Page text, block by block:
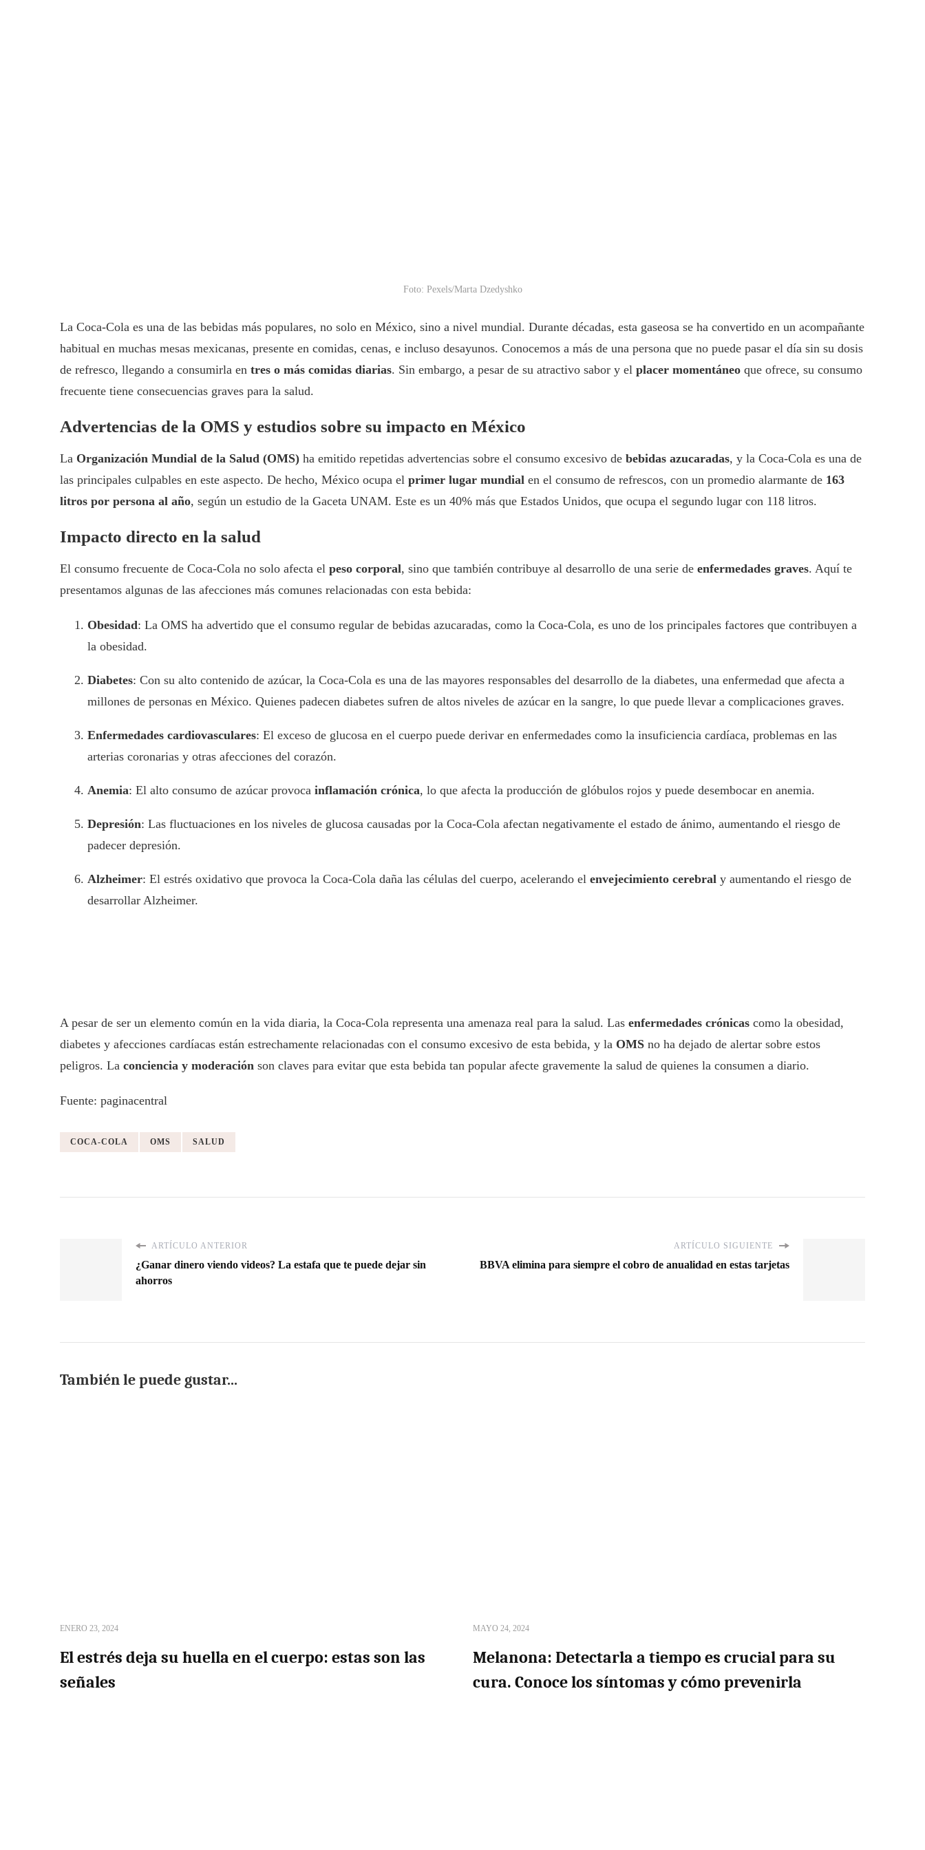
Foto: Pexels/Marta Dzedyshko
La Coca-Cola es una de las bebidas más populares, no solo en México, sino a nivel mundial. Durante décadas, esta gaseosa se ha convertido en un acompañante
habitual en muchas mesas mexicanas, presente en comidas, cenas, e incluso desayunos. Conocemos a más de una persona que no puede pasar el día sin su dosis
de refresco, llegando a consumirla en tres o más comidas diarias. Sin embargo, a pesar de su atractivo sabor y el placer momentáneo que ofrece, su consumo
frecuente tiene consecuencias graves para la salud.
Advertencias de la OMS y estudios sobre su impacto en México
La Organización Mundial de la Salud (OMS) ha emitido repetidas advertencias sobre el consumo excesivo de bebidas azucaradas, y la Coca-Cola es una de
las principales culpables en este aspecto. De hecho, México ocupa el primer lugar mundial en el consumo de refrescos, con un promedio alarmante de 163
litros por persona al año, según un estudio de la Gaceta UNAM. Este es un 40% más que Estados Unidos, que ocupa el segundo lugar con 118 litros.
Impacto directo en la salud
El consumo frecuente de Coca-Cola no solo afecta el peso corporal, sino que también contribuye al desarrollo de una serie de enfermedades graves. Aquí te
presentamos algunas de las afecciones más comunes relacionadas con esta bebida:
Obesidad: La OMS ha advertido que el consumo regular de bebidas azucaradas, como la Coca-Cola, es uno de los principales factores que contribuyen a
la obesidad.
Diabetes: Con su alto contenido de azúcar, la Coca-Cola es una de las mayores responsables del desarrollo de la diabetes, una enfermedad que afecta a
millones de personas en México. Quienes padecen diabetes sufren de altos niveles de azúcar en la sangre, lo que puede llevar a complicaciones graves.
Enfermedades cardiovasculares: El exceso de glucosa en el cuerpo puede derivar en enfermedades como la insuficiencia cardíaca, problemas en las
arterias coronarias y otras afecciones del corazón.
Anemia: El alto consumo de azúcar provoca inflamación crónica, lo que afecta la producción de glóbulos rojos y puede desembocar en anemia.
Depresión: Las fluctuaciones en los niveles de glucosa causadas por la Coca-Cola afectan negativamente el estado de ánimo, aumentando el riesgo de
padecer depresión.
Alzheimer: El estrés oxidativo que provoca la Coca-Cola daña las células del cuerpo, acelerando el envejecimiento cerebral y aumentando el riesgo de
desarrollar Alzheimer.
A pesar de ser un elemento común en la vida diaria, la Coca-Cola representa una amenaza real para la salud. Las enfermedades crónicas como la obesidad,
diabetes y afecciones cardíacas están estrechamente relacionadas con el consumo excesivo de esta bebida, y la OMS no ha dejado de alertar sobre estos
peligros. La conciencia y moderación son claves para evitar que esta bebida tan popular afecte gravemente la salud de quienes la consumen a diario.
Fuente: paginacentral
COCA-COLA OMS SALUD
ARTÍCULO ANTERIOR
¿Ganar dinero viendo videos? La estafa que te puede dejar sin
ahorros
ARTÍCULO SIGUIENTE
BBVA elimina para siempre el cobro de anualidad en estas tarjetas
También le puede gustar...
ENERO 23, 2024
El estrés deja su huella en el cuerpo: estas son las
señales
MAYO 24, 2024
Melanona: Detectarla a tiempo es crucial para su
cura. Conoce los síntomas y cómo prevenirla